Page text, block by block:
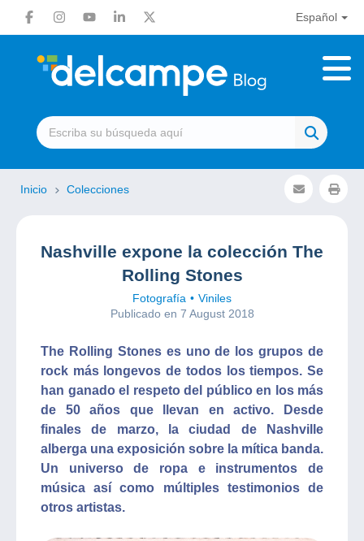
Español
Inicio Colecciones
Nashville expone la colección The
Rolling Stones
Fotografía
Viniles
Publicado en 7 August 2018
The Rolling Stones es uno de los grupos de
rock más longevos de todos los tiempos. Se
han ganado el respeto del público en los más
de 50 años que llevan en activo. Desde
finales de marzo, la ciudad de Nashville
alberga una exposición sobre la mítica banda.
Un universo de ropa e instrumentos de
música así como múltiples testimonios de
otros artistas.